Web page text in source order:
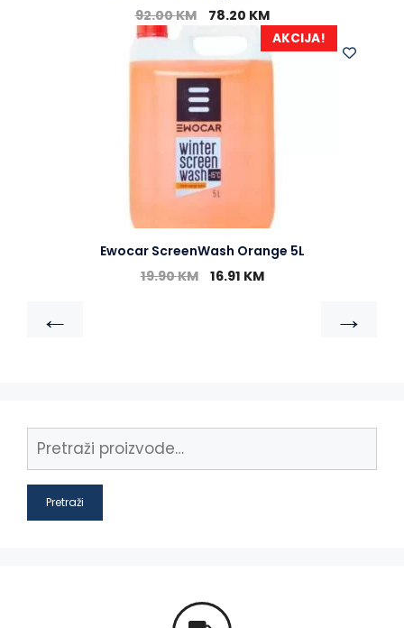
92.00KM 78.20 KM
AKCIJA!
Ewocar ScreenWash Orange 5L
19.90KM 16.91 KM
← →
Pretraži